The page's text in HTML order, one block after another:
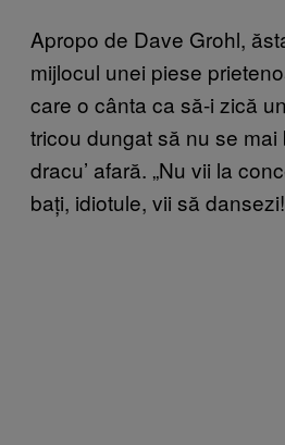
Apropo de Dave Grohl,
mijlocul unei piese
care o cânta ca să-i zică
tricou dungat să nu se mai
dracu’ afară. „Nu vii la
bați, idiotule, vii să